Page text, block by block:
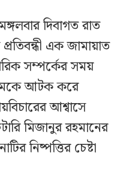
দিবাগত রাত
এক জামায়াত
সম্পর্কের সময়
আটক করে
আশ্বাসে
মিজানুর রহমানের
নিষ্পত্তির চেষ্টা